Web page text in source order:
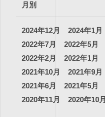
月別
2024年12月 2024年1月
2022年7月
2022年5月
2022年2月
2022年1月
2021年10月
2021年9月
2021年6月
2021年5月
2020年11月
2020年10月